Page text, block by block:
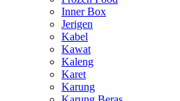
Inner Box
Jerigen
Kabel
Kawat
Kaleng
Karet
Karung